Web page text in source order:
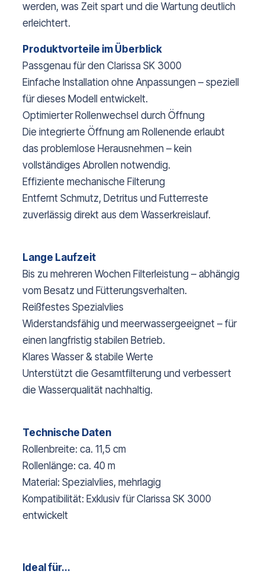
werden, was Zeit spart und die Wartung deutlich
erleichtert.
Produktvorteile im Überblick
Passgenau für den Clarissa SK 3000
Einfache Installation ohne Anpassungen – speziell
für dieses Modell entwickelt.
Optimierter Rollenwechsel durch Öffnung
Die integrierte Öffnung am Rollenende erlaubt
das problemlose Herausnehmen – kein
vollständiges Abrollen notwendig.
Effiziente mechanische Filterung
Entfernt Schmutz, Detritus und Futterreste
zuverlässig direkt aus dem Wasserkreislauf.
Lange Laufzeit
Bis zu mehreren Wochen Filterleistung – abhängig
vom Besatz und Fütterungsverhalten.
Reißfestes Spezialvlies
Widerstandsfähig und meerwassergeeignet – für
einen langfristig stabilen Betrieb.
Klares Wasser & stabile Werte
Unterstützt die Gesamtfilterung und verbessert
die Wasserqualität nachhaltig.
Technische Daten
Rollenbreite: ca. 11,5 cm
Rollenlänge: ca. 40 m
Material: Spezialvlies, mehrlagig
Kompatibilität: Exklusiv für Clarissa SK 3000
entwickelt
Ideal für...